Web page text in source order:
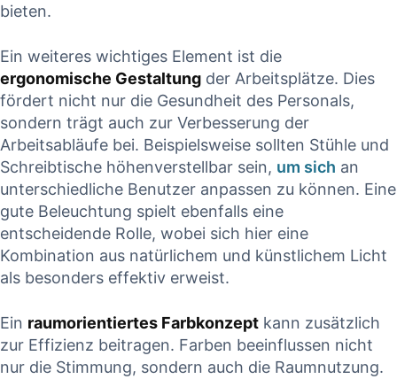
bieten.
Ein weiteres wichtiges Element ist die
ergonomische Gestaltung der Arbeitsplätze. Dies
fördert nicht nur die Gesundheit des Personals,
sondern trägt auch zur Verbesserung der
Arbeitsabläufe bei. Beispielsweise sollten Stühle und
Schreibtische höhenverstellbar sein, um sich an
unterschiedliche Benutzer anpassen zu können. Eine
gute Beleuchtung spielt ebenfalls eine
entscheidende Rolle, wobei sich hier eine
Kombination aus natürlichem und künstlichem Licht
als besonders effektiv erweist.
Ein raumorientiertes Farbkonzept kann zusätzlich
zur Effizienz beitragen. Farben beeinflussen nicht
nur die Stimmung, sondern auch die Raumnutzung.